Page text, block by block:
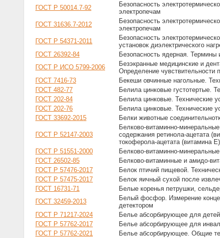
ГОСТ Р 50014.7-92
Безопасность
электропечам
ГОСТ 31636.7-2012
Безопасность
электропечам
ГОСТ Р 54371-2011
Безопасность
установок диэлектрического
ГОСТ 26392-84
Безопасность ядерная. Термины
ГОСТ Р ИСО 5799-2006
Безэкранные медицинские и
Определение
ГОСТ 7416-73
Бекеши овчинные нагольные.
ГОСТ 482-77
Белила цинковые густотертые.
ГОСТ 202-84
Белила цинковые. Технические
ГОСТ 202-76
Белила цинковые. Технические
ГОСТ 33692-2015
Белки животные
ГОСТ Р 52147-2003
Белково-витаминно-
содержания ретинола-ацетата
токоферола-ацетата (витамина Е)
ГОСТ Р 51551-2000
Белково-витаминно-
ГОСТ 26502-85
Белково-витаминные и амидо-
ГОСТ Р 57476-2017
Белок птичий пищевой.
ГОСТ Р 57475-2017
Белок яичный сухой после
ГОСТ 16731-71
Белые коренья петрушки,
ГОСТ 32459-2013
Белый фосфор. Измерение
детектором
ГОСТ Р 71217-2024
Белье абсорбирующее для
ГОСТ Р 57762-2017
Белье абсорбирующее для
ГОСТ Р 57762-2021
Белье абсорбирующее. Общие